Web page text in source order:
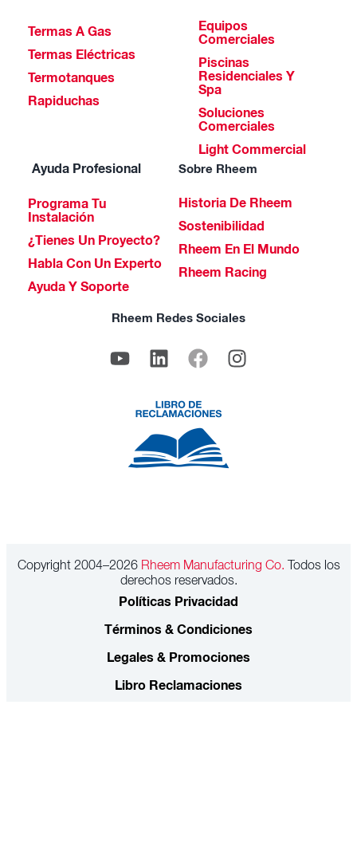
Termas A Gas
Termas Eléctricas
Termotanques
Rapiduchas
Equipos
Comerciales
Piscinas
Residenciales Y
Spa
Soluciones
Comerciales
Light Commercial
Ayuda Profesional
Programa Tu
Instalación
¿Tienes Un Proyecto?
Habla Con Un Experto
Ayuda Y Soporte
Sobre Rheem
Historia De Rheem
Sostenibilidad
Rheem En El Mundo
Rheem Racing
Rheem Redes Sociales
Copyright 2004–2026Rheem Manufacturing Co. Todos los
derechos reservados.
Políticas Privacidad
Términos & Condiciones
Legales & Promociones
Libro Reclamaciones